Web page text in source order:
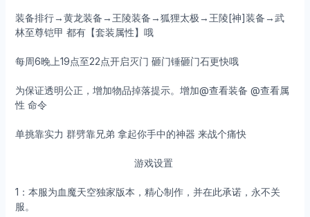
装备排行→黄龙装备→王陵装备→狐狸太极→王陵[神]装备→武
林至尊铠甲 都有【套装属性】哦
每周6晚上19点至22点开启灭门 砸门锤砸门石更快哦
为保证透明公正，增加物品掉落提示。增加@查看装备 @查看属
性 命令
单挑靠实力 群劈靠兄弟 拿起你手中的神器 来战个痛快
游戏设置
1：本服为血魔天空独家版本，精心制作，并在此承诺，永不关
服。